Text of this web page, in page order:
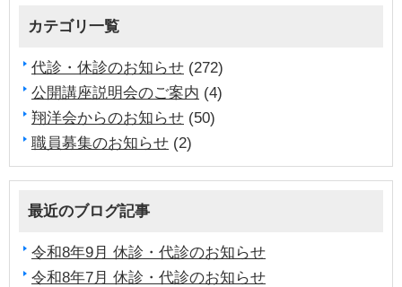
カテゴリ一覧
代診・休診のお知らせ (272)
公開講座説明会のご案内 (4)
翔洋会からのお知らせ (50)
職員募集のお知らせ (2)
最近のブログ記事
令和8年9月 休診・代診のお知らせ
令和8年7月 休診・代診のお知らせ